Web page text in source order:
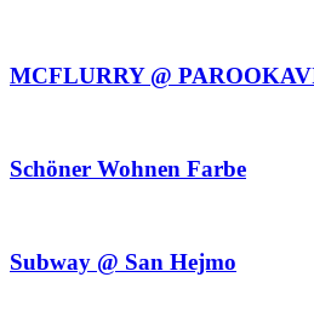
MCFLURRY @
Schöner Wohnen Farbe
Subway @ San Hejmo